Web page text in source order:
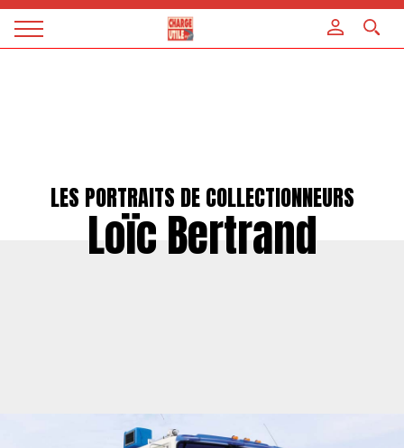
Magazine
LES PORTRAITS DE COLLECTIONNEURS
Loïc Bertrand
Panneau de gestion des cookies